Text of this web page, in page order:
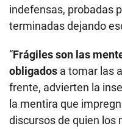
indefensas, probadas
terminadas dejando
“Frágiles son las
obligados a tomar las
frente, advierten la
la mentira que
discursos de quien los